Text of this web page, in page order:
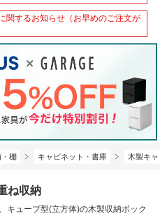
関するお知らせ（お早めのご注文が
・棚 キャビネット・書庫 木製キ
ね収納
キューブ型(立方体)の木製収納ボック